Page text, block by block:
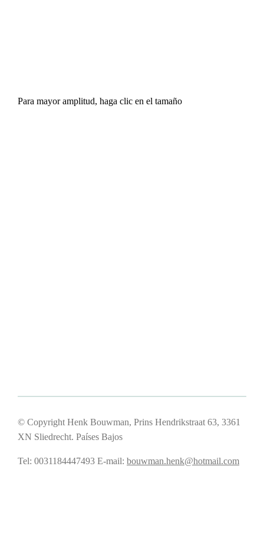
Para mayor amplitud, haga clic en el tamaño
© Copyright Henk Bouwman, Prins Hendrikstraat 63, 3361
XN Sliedrecht. Países Bajos
Tel: 0031184447493 E-mail: bouwman.henk@hotmail.com